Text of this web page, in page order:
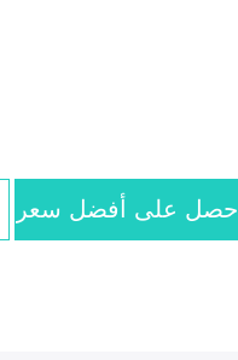
احصل على أفضل سعر